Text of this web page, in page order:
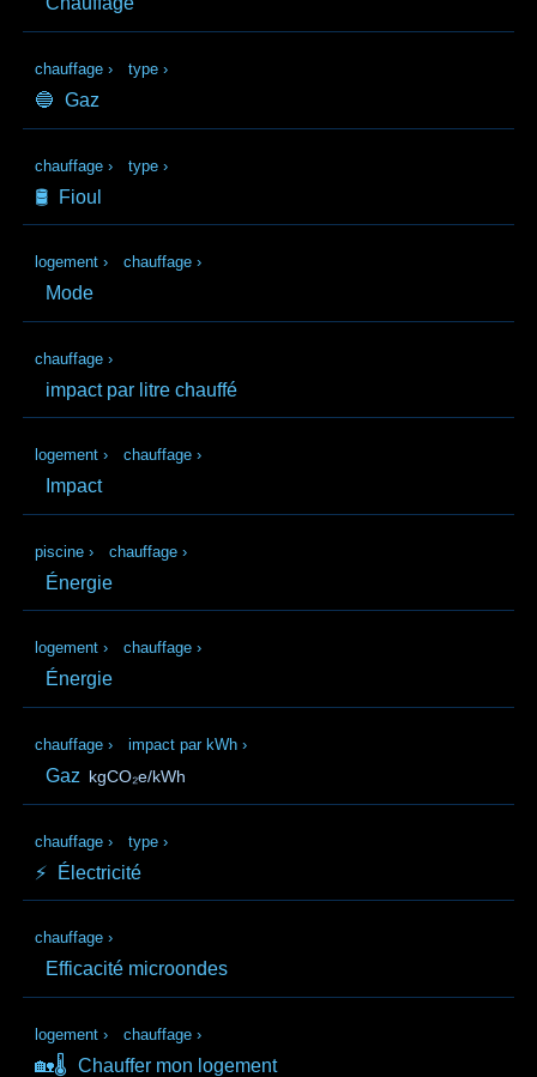
chauffage › type ›
🔵 Gaz
chauffage › type ›
🛢️ Fioul
logement › chauffage ›
Mode
chauffage ›
impact par litre chauffé
logement › chauffage ›
Impact
piscine › chauffage ›
Énergie
logement › chauffage ›
Énergie
chauffage › impact par kWh ›
Gaz kgCO₂e/kWh
chauffage › type ›
⚡ Électricité
chauffage ›
Efficacité microondes
logement › chauffage ›
🏡🌡️ Chauffer mon logement